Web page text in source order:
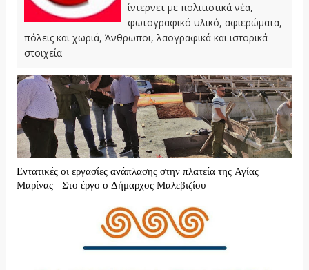
ίντερνετ με πολιτιστικά νέα,
φωτογραφικό υλικό, αφιερώματα,
πόλεις και χωριά, Άνθρωποι, λαογραφικά και ιστορικά
στοιχεία
Εντατικές οι εργασίες ανάπλασης στην πλατεία της Αγίας
Μαρίνας - Στο έργο ο Δήμαρχος Μαλεβιζίου